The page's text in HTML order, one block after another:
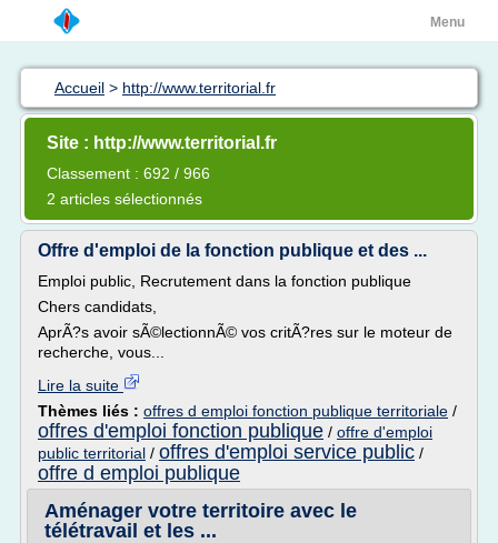
Menu
Accueil > http://www.territorial.fr
Site : http://www.territorial.fr
Classement : 692 / 966
2 articles sélectionnés
Offre d'emploi de la fonction publique et des ...
Emploi public, Recrutement dans la fonction publique
Chers candidats,
AprÃ?s avoir sÃ©lectionnÃ© vos critÃ?res sur le moteur de
recherche, vous...
Lire la suite
Thèmes liés : offres d emploi fonction publique territoriale /
offres d'emploi fonction publique / offre d'emploi
public territorial / offres d'emploi service public /
offre d emploi publique
Aménager votre territoire avec le
télétravail et les ...